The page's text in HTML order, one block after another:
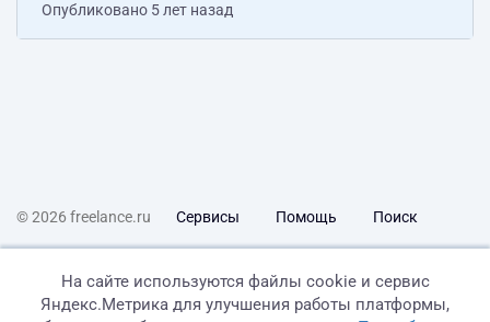
Опубликовано 5 лет назад
© 2026 freelance.ru Сервисы Помощь Поиск
Дисклеймер о ЗоЗПП Отказ от ответственности
На сайте используются файлы cookie и сервис
Яндекс.Метрика для улучшения работы платформы,